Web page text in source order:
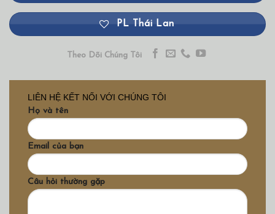
PL Thái Lan
Theo Dõi Chúng Tôi
LIÊN HỆ KẾT NỐI VỚI CHÚNG TÔI
Họ và tên
Email của bạn
Câu hỏi thường gặp